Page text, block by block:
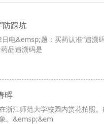
员干部“不忘初心、牢记使
质提升和食品园区转型升级
部宣传技能培训班在重庆
防踩坑
电&emsp;题：买药认准“追
品追溯码是
晖
浙江师范大学校园内赏花拍照
。&emsp;&em